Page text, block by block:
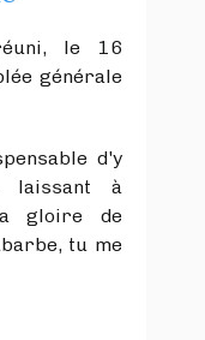
le 16
générale
d'y
laissant à
gloire de
tu me